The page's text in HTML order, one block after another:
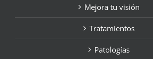
Mejora tu visión
Tratamientos
Patologías